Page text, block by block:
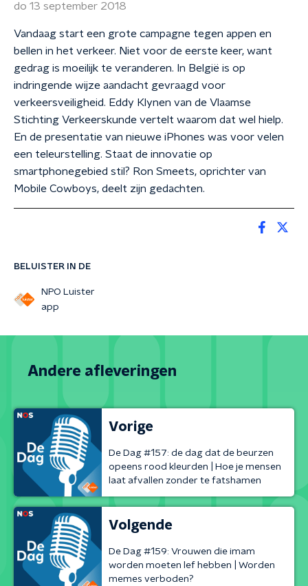
BELUISTER IN DE
NPO Luister
app
do 13 september 2018
Vandaag start een grote campagne tegen appen en
bellen in het verkeer. Niet voor de eerste keer, want
gedrag is moeilijk te veranderen. In België is op
indringende wijze aandacht gevraagd voor
verkeersveiligheid. Eddy Klynen van de Vlaamse
Stichting Verkeerskunde vertelt waarom dat wel hielp.
En de presentatie van nieuwe iPhones was voor velen
een teleurstelling. Staat de innovatie op
smartphonegebied stil? Ron Smeets, oprichter van
Mobile Cowboys, deelt zijn gedachten.
Andere afleveringen
Vorige
De Dag #157: de dag dat de beurzen
opeens rood kleurden | Hoe je mensen
laat afvallen zonder te fatshamen
Volgende
De Dag #159: Vrouwen die imam
worden moeten lef hebben | Worden
memes verboden?